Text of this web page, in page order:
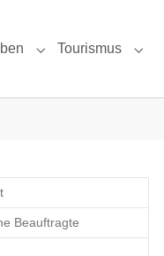
& Verwaltung"
Submenu for
Tourismus
Beauftragte